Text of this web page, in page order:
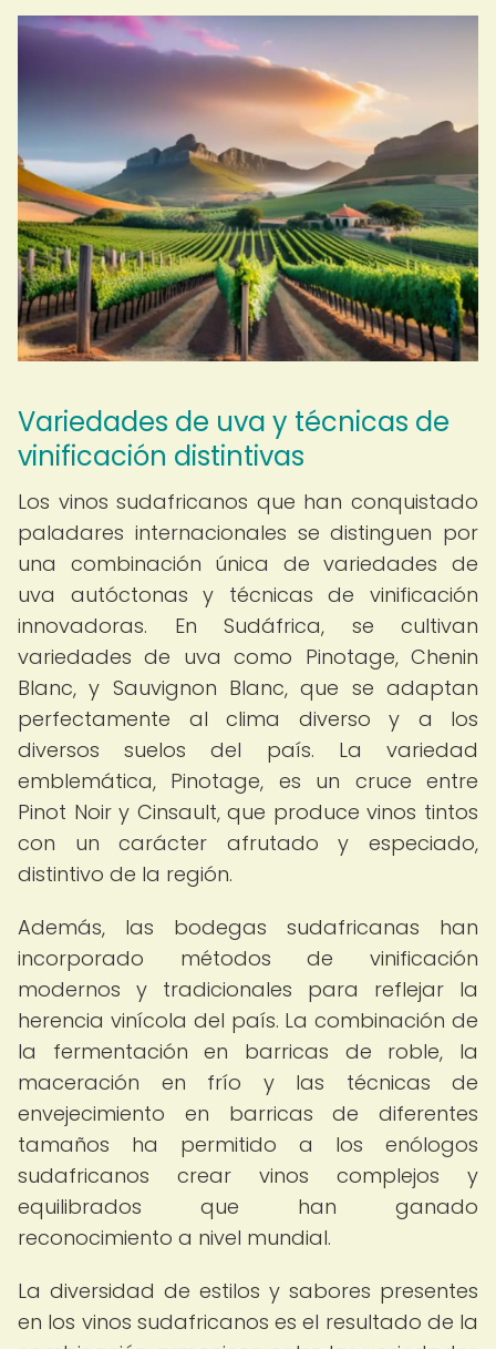
Variedades de uva y técnicas de
vinificación distintivas
Los vinos sudafricanos que han conquistado
paladares internacionales se distinguen por
una combinación única de variedades de
uva autóctonas y técnicas de vinificación
innovadoras. En Sudáfrica, se cultivan
variedades de uva como Pinotage, Chenin
Blanc, y Sauvignon Blanc, que se adaptan
perfectamente al clima diverso y a los
diversos suelos del país. La variedad
emblemática, Pinotage, es un cruce entre
Pinot Noir y Cinsault, que produce vinos tintos
con un carácter afrutado y especiado,
distintivo de la región.
Además, las bodegas sudafricanas han
incorporado métodos de vinificación
modernos y tradicionales para reflejar la
herencia vinícola del país. La combinación de
la fermentación en barricas de roble, la
maceración en frío y las técnicas de
envejecimiento en barricas de diferentes
tamaños ha permitido a los enólogos
sudafricanos crear vinos complejos y
equilibrados que han ganado
reconocimiento a nivel mundial.
La diversidad de estilos y sabores presentes
en los vinos sudafricanos es el resultado de la